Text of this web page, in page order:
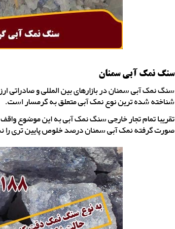
سنگ نمک آبی سمنان
سنگ نمک آبی سمنان در بازارهای بین المللی و صادراتی
شناخته شده ترین نوع نمک آبی متعلق به گرمسار است.
تقریبا تمام تجار خارجی سنگ نمک آبی به این موضوع
صورت گرفته نمک آبی سمنان درصد خلوص پایین تری را